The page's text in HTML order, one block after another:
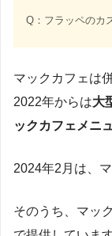
Q：フラッペのカ
マックカフェは
2022年からは大
ックカフェメニ
2024年2月は、
そのうち、マッ